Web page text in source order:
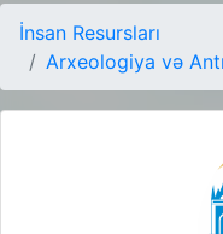
İnsan Resursları
Arxeologiya və